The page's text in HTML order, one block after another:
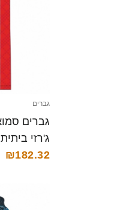
גברים
ג'רזי ביתית 2025/26 חולצה קצרה
₪182.32